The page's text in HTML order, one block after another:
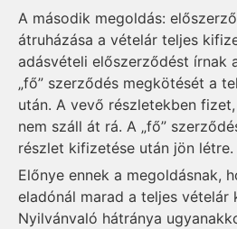
A második megoldás:
átruházása a vételár teljes
adásvételi előszerződést írnak
„fő” szerződés megkötését a
után. A vevő részletekben
nem száll át rá. A „fő”
részlet kifizetése után jön létre.
Előnye ennek a megoldásnak,
eladónál marad a teljes vételár
Nyilvánvaló hátránya